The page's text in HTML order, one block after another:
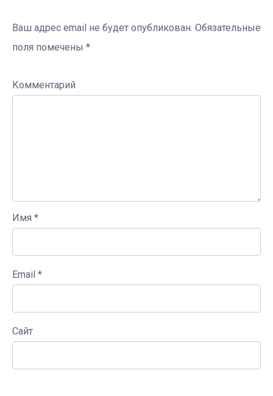
Ваш адрес email не будет опубликован. Обязательные
поля помечены *
Комментарий
Имя *
Email *
Сайт